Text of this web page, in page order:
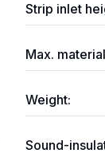
Strip inlet
Max.
Weight:
Sound-